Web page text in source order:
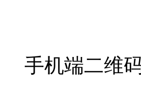
手机端二维